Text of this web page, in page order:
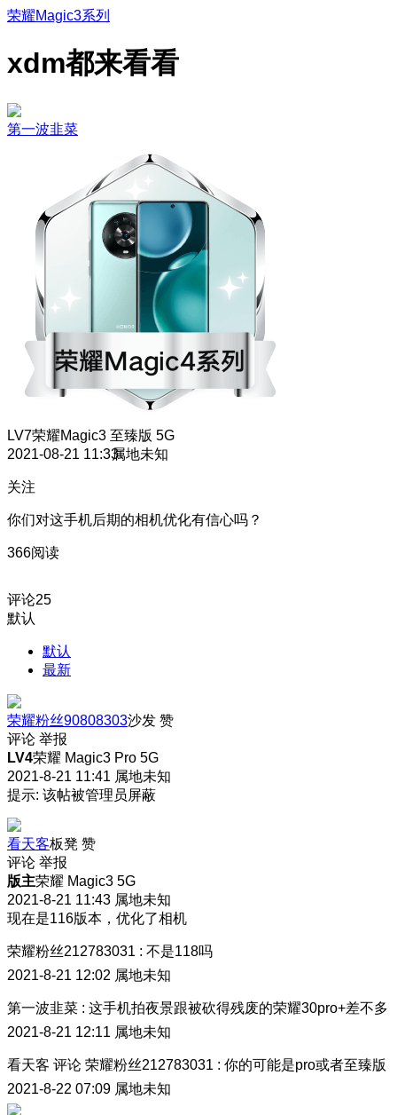
荣耀Magic3系列
xdm都来看看
第一波韭菜
LV7荣耀Magic3 至臻版 5G
2021-08-21 11:33属地未知
关注
你们对这手机后期的相机优化有信心吗？
366阅读
评论25
默认
默认
最新
荣耀粉丝90808303沙发 赞
评论 举报
LV4荣耀 Magic3 Pro 5G
2021-8-21 11:41 属地未知
提示: 该帖被管理员屏蔽
看天客板凳 赞
评论 举报
版主荣耀 Magic3 5G
2021-8-21 11:43 属地未知
现在是116版本，优化了相机
荣耀粉丝212783031 : 不是118吗
2021-8-21 12:02 属地未知
第一波韭菜 : 这手机拍夜景跟被砍得残废的荣耀30pro+差不多
2021-8-21 12:11 属地未知
看天客 评论 荣耀粉丝212783031 : 你的可能是pro或者至臻版
2021-8-22 07:09 属地未知